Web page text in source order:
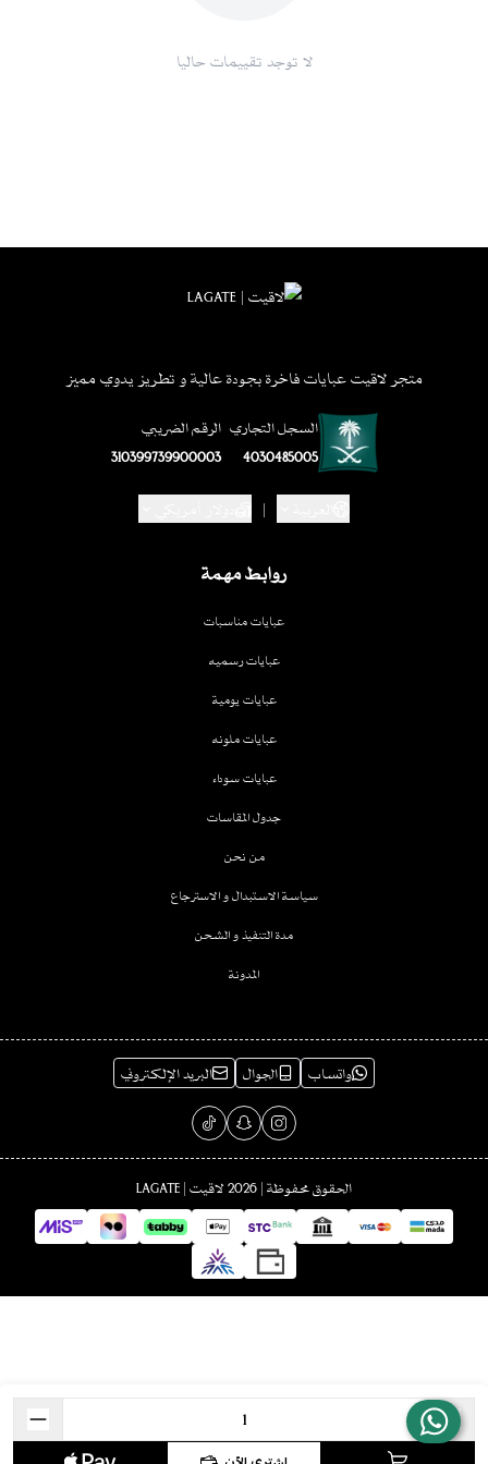
لا توجد تقييمات حاليا
روابط مهمة
عبايات مناسبات
عبايات رسميه
عبايات يومية
عبايات ملونه
عبايات سوداء
جدول المقاسات
من نحن
سياسة الاستبدال و الاسترجاع
مدة التنفيذ و الشحن
المدونة
متجر لاقيت عبايات فاخرة بجودة عالية و تطريز يدوي مميز
السجل التجاري
4030485005
الرقم الضريبي
310399739900003
|
واتساب الجوال البريد الإلكتروني
الحقوق محفوظة | 2026 لاقيت | LAGATE